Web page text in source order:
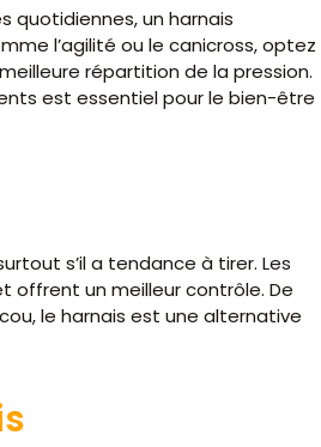
quotidiennes, un harnais
l’agilité ou le canicross, optez
répartition de la pression.
est essentiel pour le bien-être
s’il a tendance à tirer. Les
offrent un meilleur contrôle. De
le harnais est une alternative